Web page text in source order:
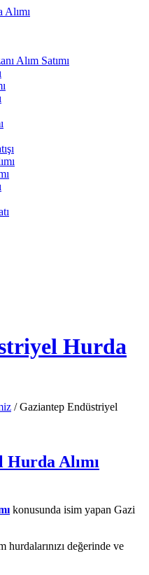
Alım Satımı
Hurda
/ Gaziantep Endüstriyel
Alımı
konusunda isim yapan Gazi
değerinde ve